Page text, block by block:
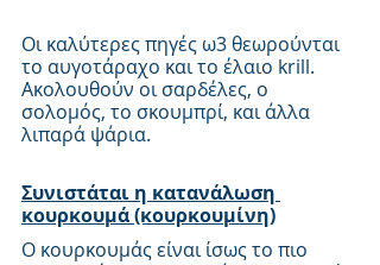
Οι καλύτερες πηγές ω3 θεωρούνται
το αυγοτάραχο και το έλαιο krill.
Ακολουθούν οι σαρδέλες, ο
σολομός, το σκουμπρί, και άλλα
λιπαρά ψάρια.
Συνιστάται η κατανάλωση
κουρκουμά (κουρκουμίνη)
Ο κουρκουμάς είναι ίσως το πιο